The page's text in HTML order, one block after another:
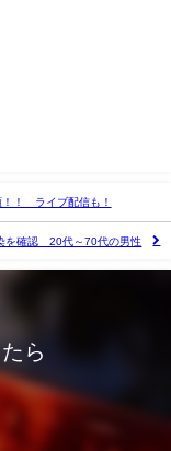
！ ライブ配信も！
を確認 20代～70代の男性
ら